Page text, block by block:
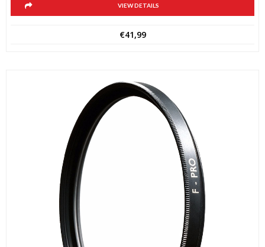
VIEW DETAILS
€41,99